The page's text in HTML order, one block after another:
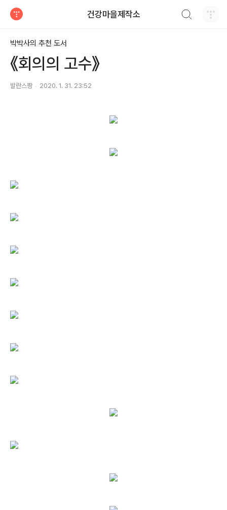
건강마을제작소
박박사의 추천 도서
《회의의 고수》
발란스짱 2020. 1. 31. 23:52